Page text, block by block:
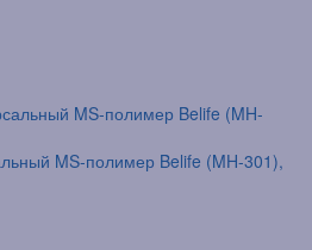
MS-полимер Belife (MH-301),